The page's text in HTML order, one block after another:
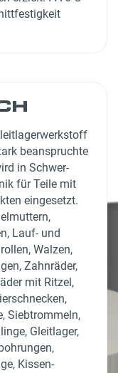
beanspruchte
in Schwer­
für Teile mit
eingesetzt.
Lauf- und
Walzen,
Zahnräder,
mit Ritzel,
Siebtrommeln,
Gleitlager,
Kissen­